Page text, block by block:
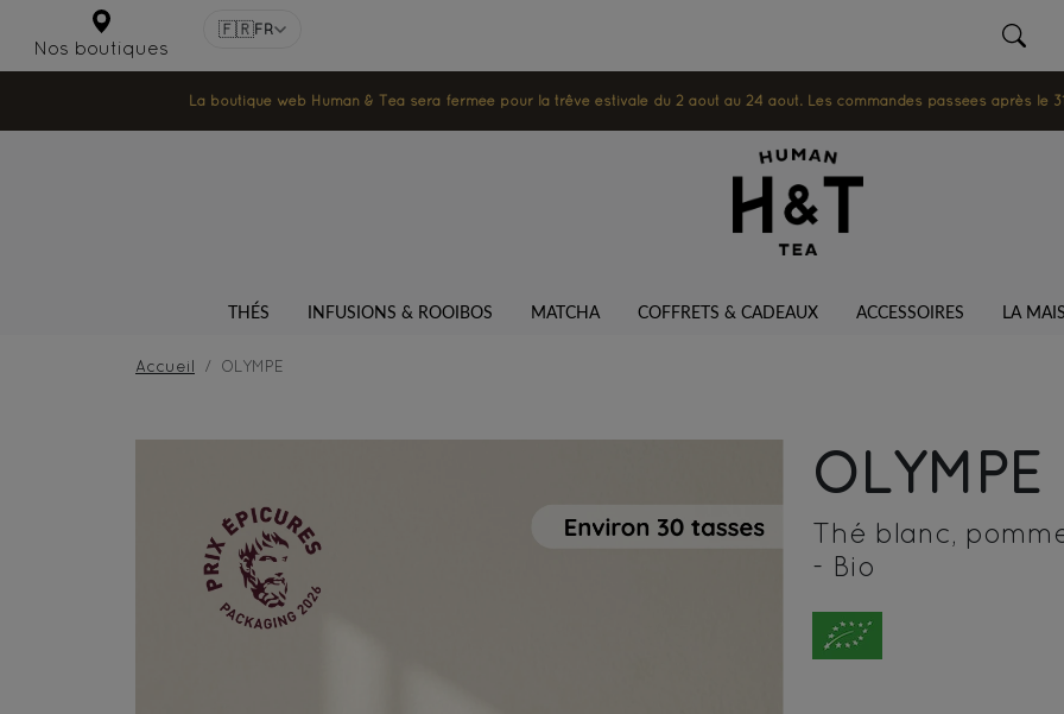
Nos boutiques
🇫🇷FR
La boutique web Human & Tea sera fermée pour la trêve estivale du 2 août au 24 août. Les commandes passées après le
THÉS INFUSIONS & ROOIBOS MATCHA COFFRETS & CADEAUX ACCESSOIRES LA
Accueil OLYMPE
OLYMPE
Thé blanc,
- Bio